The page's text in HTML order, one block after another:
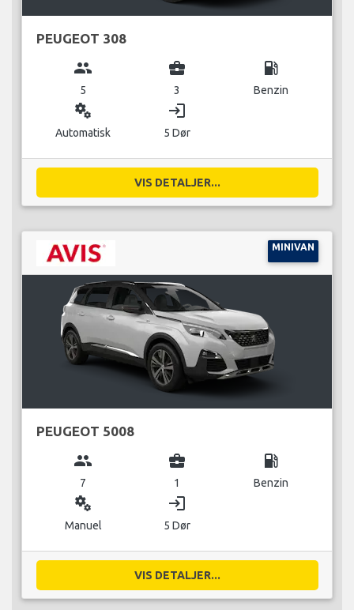
PEUGEOT 308
group
5
business_center
3
local_gas_station
Benzin
miscellaneous_services
Automatisk
login
5 Dør
VIS DETALJER...
MINIVAN
PEUGEOT 5008
group
7
business_center
1
local_gas_station
Benzin
miscellaneous_services
Manuel
login
5 Dør
VIS DETALJER...